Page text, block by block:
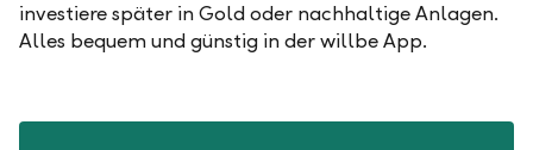
investiere später in Gold oder nachhaltige Anlagen.
Alles bequem und günstig in der willbe App.